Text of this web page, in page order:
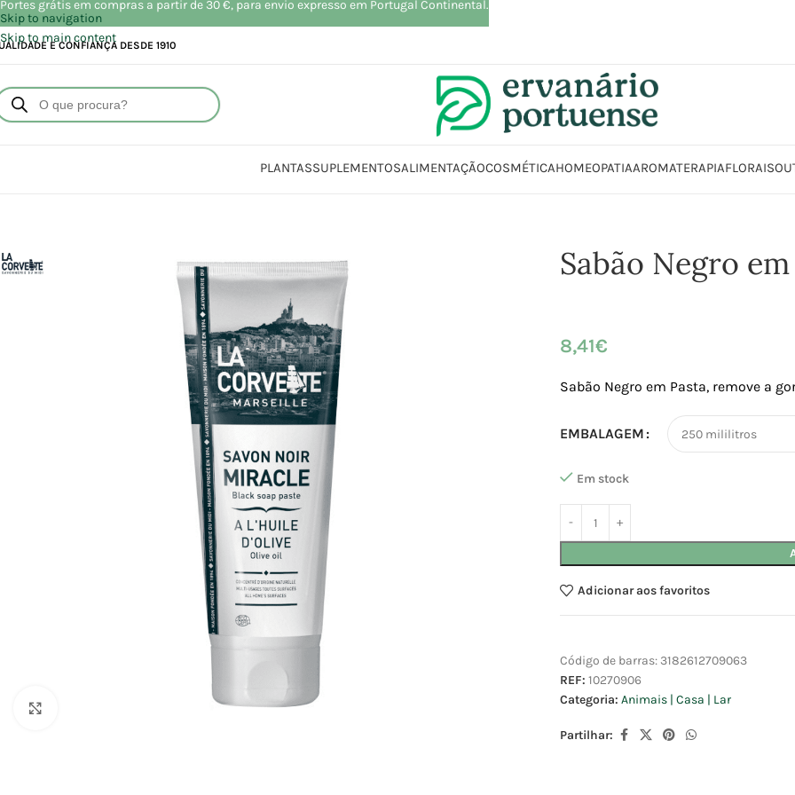
Skip to navigation
Skip to main content
E CONFIANÇA DESDE 1910
PLANTASSUPLEMENTOSALIMENTAÇÃOCOSMÉTICAHOMEOPATIAAROMATERAPIAFLORAIS
Sabão Negro
8,41€
Sabão Negro em Pasta, remove a
EMBALAGEM
Em stock
Adicionar aos favoritos
Código de barras: 3182612709063
REF: 10270906
Categoria: Animais | Casa | Lar
Partilhar:
Portes grátis em compras a partir de 30 €, para envio expresso em Portugal Continental.